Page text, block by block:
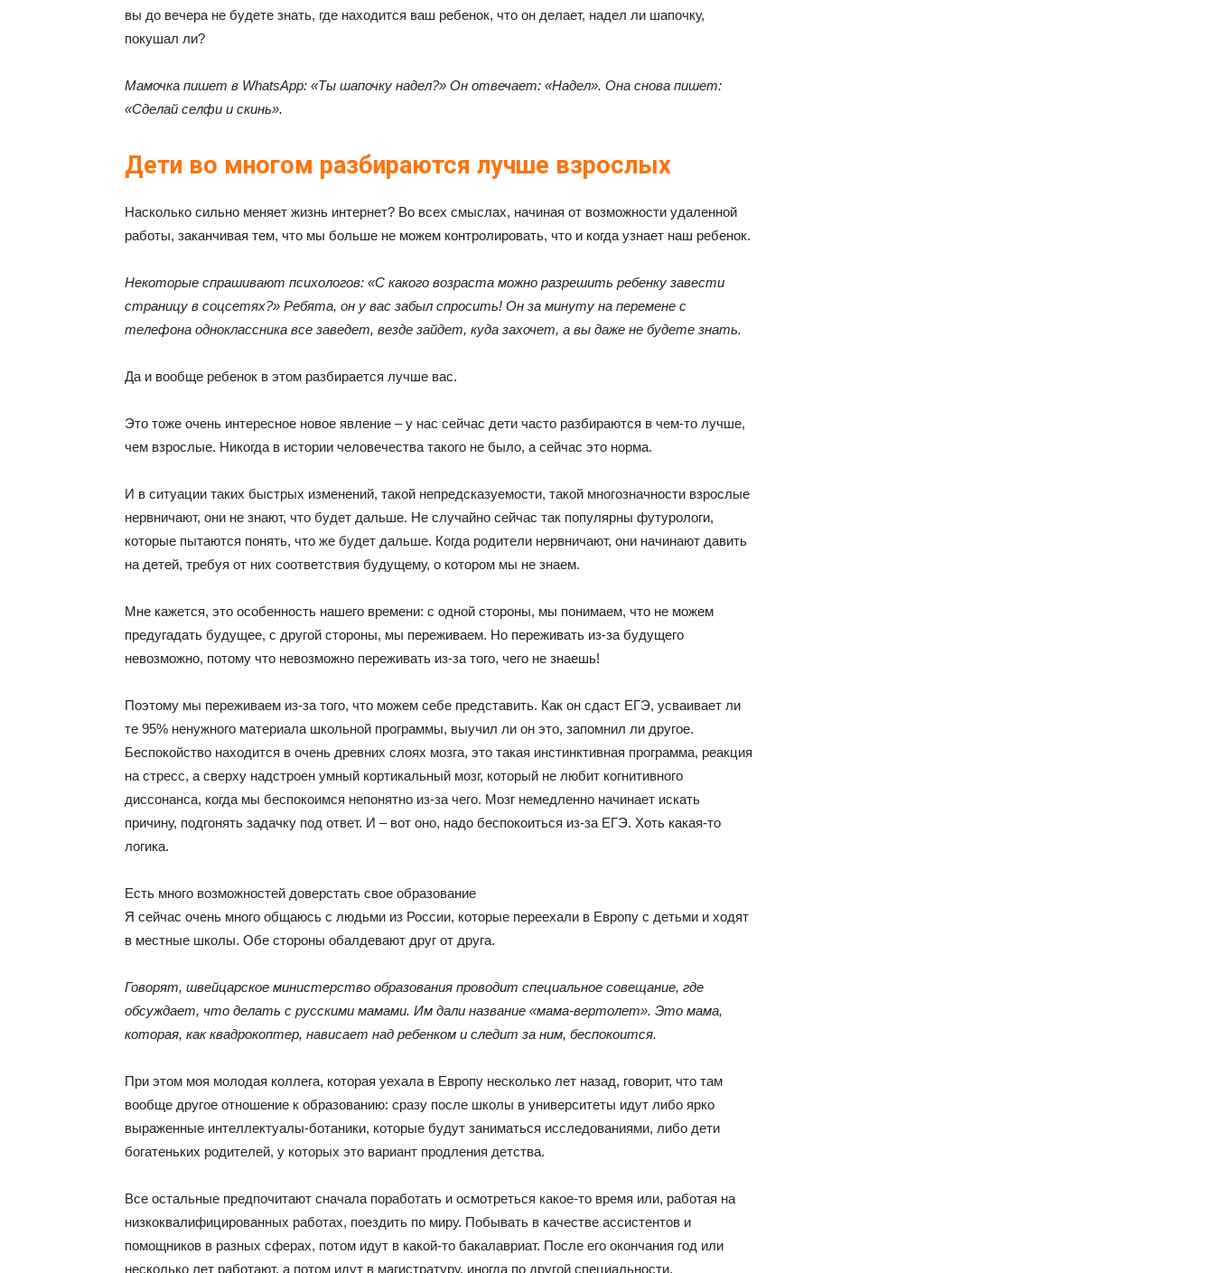
вы до вечера не будете знать, где находится ваш ребенок, что он делает, надел ли шапочку,
покушал ли?
Мамочка пишет в WhatsApp: «Ты шапочку надел?» Он отвечает: «Надел». Она снова пишет:
«Сделай селфи и скинь».
Дети во многом разбираются лучше взрослых
Насколько сильно меняет жизнь интернет? Во всех смыслах, начиная от возможности удаленной
работы, заканчивая тем, что мы больше не можем контролировать, что и когда узнает наш ребенок.
Некоторые спрашивают психологов: «С какого возраста можно разрешить ребенку завести
страницу в соцсетях?» Ребята, он у вас забыл спросить! Он за минуту на перемене с
телефона одноклассника все заведет, везде зайдет, куда захочет, а вы даже не будете знать.
Да и вообще ребенок в этом разбирается лучше вас.
Это тоже очень интересное новое явление – у нас сейчас дети часто разбираются в чем-то лучше,
чем взрослые. Никогда в истории человечества такого не было, а сейчас это норма.
И в ситуации таких быстрых изменений, такой непредсказуемости, такой многозначности взрослые
нервничают, они не знают, что будет дальше. Не случайно сейчас так популярны футурологи,
которые пытаются понять, что же будет дальше. Когда родители нервничают, они начинают давить
на детей, требуя от них соответствия будущему, о котором мы не знаем.
Мне кажется, это особенность нашего времени: с одной стороны, мы понимаем, что не можем
предугадать будущее, с другой стороны, мы переживаем. Но переживать из-за будущего
невозможно, потому что невозможно переживать из-за того, чего не знаешь!
Поэтому мы переживаем из-за того, что можем себе представить. Как он сдаст ЕГЭ, усваивает ли
те 95% ненужного материала школьной программы, выучил ли он это, запомнил ли другое.
Беспокойство находится в очень древних слоях мозга, это такая инстинктивная программа, реакция
на стресс, а сверху надстроен умный кортикальный мозг, который не любит когнитивного
диссонанса, когда мы беспокоимся непонятно из-за чего. Мозг немедленно начинает искать
причину, подгонять задачку под ответ. И – вот оно, надо беспокоиться из-за ЕГЭ. Хоть какая-то
логика.
Есть много возможностей доверстать свое образование
Я сейчас очень много общаюсь с людьми из России, которые переехали в Европу с детьми и ходят
в местные школы. Обе стороны обалдевают друг от друга.
Говорят, швейцарское министерство образования проводит специальное совещание, где
обсуждает, что делать с русскими мамами. Им дали название «мама-вертолет». Это мама,
которая, как квадрокоптер, нависает над ребенком и следит за ним, беспокоится.
При этом моя молодая коллега, которая уехала в Европу несколько лет назад, говорит, что там
вообще другое отношение к образованию: сразу после школы в университеты идут либо ярко
выраженные интеллектуалы-ботаники, которые будут заниматься исследованиями, либо дети
богатеньких родителей, у которых это вариант продления детства.
Все остальные предпочитают сначала поработать и осмотреться какое-то время или, работая на
низкоквалифицированных работах, поездить по миру. Побывать в качестве ассистентов и
помощников в разных сферах, потом идут в какой-то бакалавриат. После его окончания год или
несколько лет работают, а потом идут в магистратуру, иногда по другой специальности.